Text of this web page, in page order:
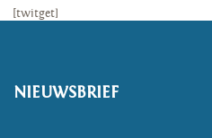
[twitget]
NIEUWSBRIEF